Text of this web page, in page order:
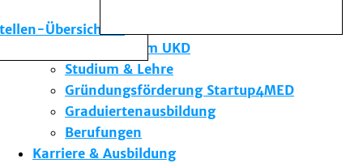
Übersicht
Die Institute des UKD
Forschung am UKD
Studium & Lehre
Gründungsförderung Startup4MED
Graduiertenausbildung
Berufungen
Karriere & Ausbildung